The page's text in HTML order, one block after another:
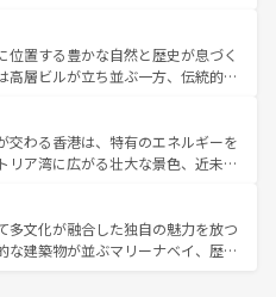
、韓国の多彩な魅力を心ゆくまで味
わってみてほしい。 なお、新着の韓国情報はコンテンツ一
が息づく。ハノイの古い町並みやホ
統治時代の建物も、独特の雰囲気を
、バラエティの豊かさとおいしさで
ー、ベトナムコーヒーなどは、ぜ
どの地域を訪れてもあたたかい人々
るので、きっと忘れられない旅にな
位置する豊かな自然と歴史が息づく
高層ビルが立ち並ぶ一方、伝統的な
北部ではチェンマイなどの山岳地
南部ではプーケットやクラビの美し
分を楽しむことができる。タイ料理
温暖で、どの季節にも異なる楽しみ
やすいタイの人々、仏教を中心とし
観光資源が、訪れる旅人を魅了し続
交わる香港は、特有のエネルギーを
リア湾に広がる壮大な景色、近未来
するはず。観光スポットが密集し
ころを回れるのも魅力。息をのむよ
体験まで、香港を存分に楽しみ尽く
多文化が融合した独自の魅力を放つ
な建築物が並ぶマリーナベイ、歴史